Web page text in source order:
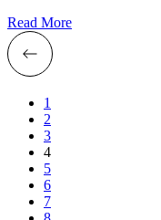
Read More
1
2
3
4
5
6
7